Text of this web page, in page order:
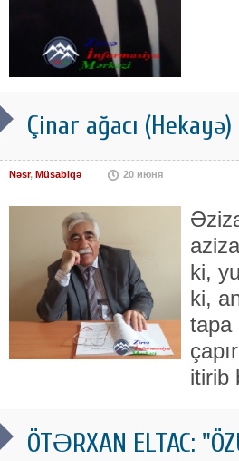
Çinar ağacı (Hekayə)
Nəsr, Müsabiqə 20 июня
ki,
ki,
tapa
itirib
ÖTƏRXAN ELTAC: